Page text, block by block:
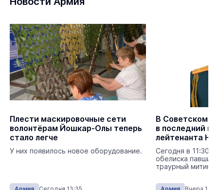
Плести маскировочные сети
волонтёрам Йошкар-Олы теперь
стало легче
У них появилось новое оборудование.
В Советском
в последний
Сегодня в 11:30 в
обелиска павшим
траурный митинг.